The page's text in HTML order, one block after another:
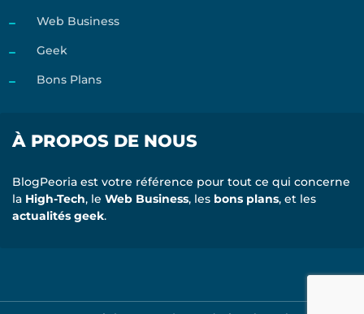
Web Business
Geek
Bons Plans
À PROPOS DE NOUS
BlogPeoria est votre référence pour tout ce qui concerne
la High-Tech, le Web Business, les bons plans, et les
actualités geek.